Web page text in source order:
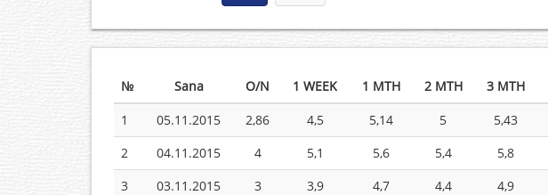
№ Sana O/N 1 WEEK 1 MTH 2 MTH 3 MTH
1
05.11.2015 2,86 4,5 5,14 5 5,43
2
04.11.2015 4 5,1 5,6 5,4 5,8
3
03.11.2015 3 3,9 4,7 4,4 4,9